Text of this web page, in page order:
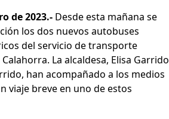
de 2023.- Desde esta mañana se
los dos nuevos autobuses
del servicio de transporte
La alcaldesa, Elisa Garrido
han acompañado a los medios
viaje breve en uno de estos